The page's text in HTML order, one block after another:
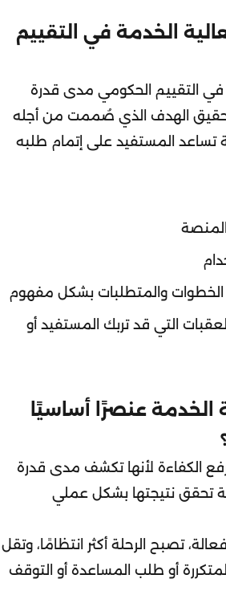
الخدمة في التقييم
في التقييم الحكومي مدى قدرة
تحقيق الهدف الذي صُممت من أجله
المستفيد على إتمام طلبه
الخطوات والمتطلبات بشكل مفهوم
التي قد تربك المستفيد أو
الخدمة عنصرًا أساسيًا
الكفاءة لأنها تكشف مدى قدرة
تحقق نتيجتها بشكل عملي
تصبح الرحلة أكثر انتظامًا، وتقل
أو طلب المساعدة أو التوقف